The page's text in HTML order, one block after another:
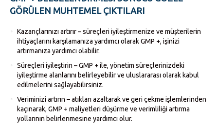
GÖRÜLEN MUHTEMEL ÇIKTILARI
Kazançlarınızı artırır – süreçleri iyileştirmenize ve müşterilerin
ihtiyaçlarını karşılamanıza yardımcı olarak GMP +, işinizi
artırmanıza yardımcı olabilir.
Süreçleri iyileştirin – GMP + ile, yönetim süreçlerinizdeki
iyileştirme alanlarını belirleyebilir ve uluslararası olarak kabul
edilmelerini sağlayabilirsiniz.
Veriminizi artırın – atıkları azaltarak ve geri çekme işlemlerinden
kaçınarak, GMP + maliyetleri düşürme ve verimliliği artırma
yollarının belirlenmesine yardımcı olur.